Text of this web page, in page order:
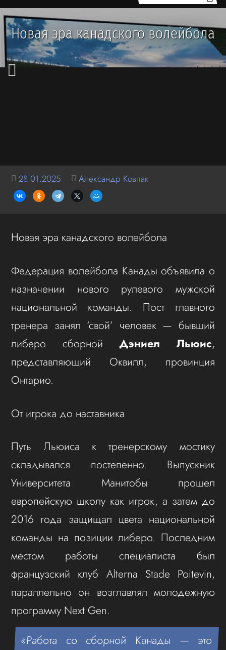
Новая эра канадского волейбола
28.01.2025 Александр Ковпак
Новая эра канадского волейбола
Федерация волейбола Канады объявила о
назначении нового рулевого мужской
национальной команды. Пост главного
тренера занял ‘свой’ человек — бывший
либеро сборнойДэниел Льюис,
представляющий Оквилл, провинция
Онтарио.
От игрока до наставника
Путь Льюиса к тренерскому мостику
складывался постепенно. Выпускник
Университета Манитобы прошел
европейскую школу как игрок, а затем до
2016 года защищал цвета национальной
команды на позиции либеро. Последним
местом работы специалиста был
французский клуб Alterna Stade Poitevin,
параллельно он возглавлял молодежную
программу Next Gen.
«Работа со сборной Канады — это